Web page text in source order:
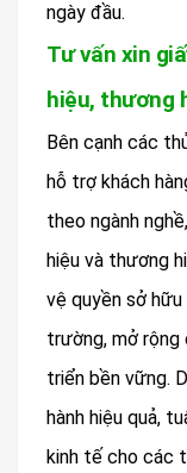
ngày đầu.
Tư vấn xin
hiệu, thương
Bên cạnh các
hỗ trợ khách
theo ngành
hiệu và thương
vệ quyền sở
trường, mở rộng
triển bền vững.
hành hiệu quả,
kinh tế cho các